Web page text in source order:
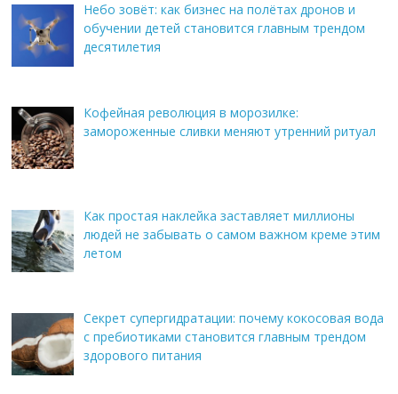
Небо зовёт: как бизнес на полётах дронов и
обучении детей становится главным трендом
десятилетия
Кофейная революция в морозилке:
замороженные сливки меняют утренний ритуал
Как простая наклейка заставляет миллионы
людей не забывать о самом важном креме этим
летом
Секрет супергидратации: почему кокосовая вода
с пребиотиками становится главным трендом
здорового питания